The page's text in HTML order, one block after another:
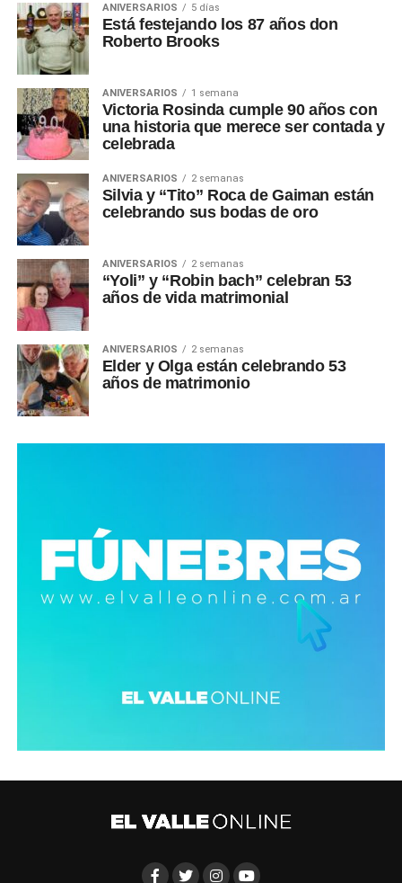
ANIVERSARIOS 5 días
Está festejando los 87 años don
Roberto Brooks
ANIVERSARIOS 1 semana
Victoria Rosinda cumple 90 años con
una historia que merece ser contada y
celebrada
ANIVERSARIOS 2 semanas
Silvia y “Tito” Roca de Gaiman están
celebrando sus bodas de oro
ANIVERSARIOS 2 semanas
“Yoli” y “Robin bach” celebran 53
años de vida matrimonial
ANIVERSARIOS 2 semanas
Elder y Olga están celebrando 53
años de matrimonio